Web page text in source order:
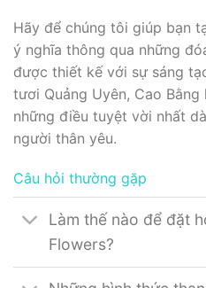
Hãy để chúng tôi giúp bạn
ý nghĩa thông qua những
được thiết kế với sự sáng
tươi Quảng Uyên, Cao Bằng
những điều tuyệt vời nhất
người thân yêu.
Câu hỏi thường gặp
Làm thế nào để đặt
Flowers?